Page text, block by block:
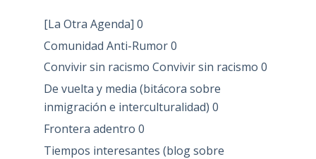
[La Otra Agenda] 0
Comunidad Anti-Rumor0
Convivir sin racismo Convivir sin racismo 0
De vuelta y media (bitácora sobre
inmigración e interculturalidad) 0
Frontera adentro 0
Tiempos interesantes (blog sobre